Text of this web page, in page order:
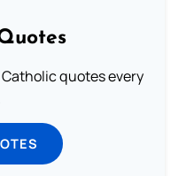
quotes every